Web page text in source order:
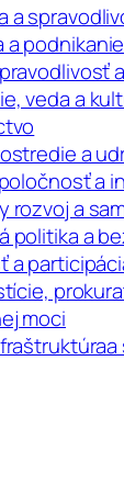
a
a podnikanie
veda a
a
a
rozvoj a
politika a
a
moci